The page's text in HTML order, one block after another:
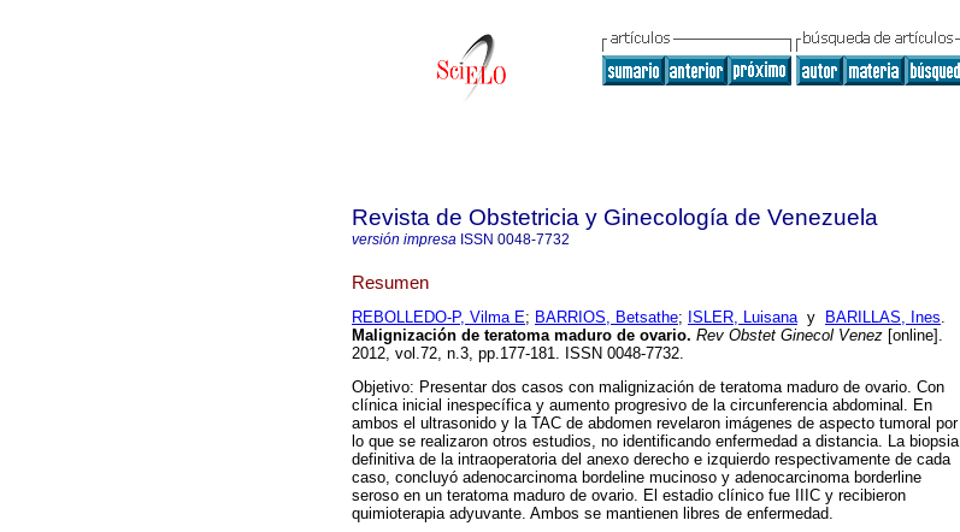
Revista de Obstetricia y Ginecología de Venezuela
versión impresa ISSN 0048-7732
Resumen
REBOLLEDO-P, Vilma E; BARRIOS, Betsathe; ISLER, Luisanay BARILLAS, Ines.
Malignización de teratoma maduro de ovario. Rev Obstet Ginecol Venez [online].
2012, vol.72, n.3, pp.177-181. ISSN 0048-7732.
Objetivo: Presentar dos casos con malignización de teratoma maduro de ovario. Con
clínica inicial inespecífica y aumento progresivo de la circunferencia abdominal. En
ambos el ultrasonido y la TAC de abdomen revelaron imágenes de aspecto tumoral por
lo que se realizaron otros estudios, no identificando enfermedad a distancia. La biopsia
definitiva de la intraoperatoria del anexo derecho e izquierdo respectivamente de cada
caso, concluyó adenocarcinoma bordeline mucinoso y adenocarcinoma borderline
seroso en un teratoma maduro de ovario. El estadio clínico fue IIIC y recibieron
quimioterapia adyuvante. Ambos se mantienen libres de enfermedad.